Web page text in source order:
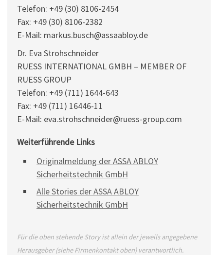
Telefon: +49 (30) 8106-2454
Fax: +49 (30) 8106-2382
E-Mail: markus.busch@assaabloy.de
Dr. Eva Strohschneider
RUESS INTERNATIONAL GMBH – MEMBER OF
RUESS GROUP
Telefon: +49 (711) 1644-643
Fax: +49 (711) 16446-11
E-Mail: eva.strohschneider@ruess-group.com
Weiterführende Links
Originalmeldung der ASSA ABLOY
Sicherheitstechnik GmbH
Alle Stories der ASSA ABLOY
Sicherheitstechnik GmbH
Für die oben stehende Story ist allein der jeweils angegebene
Herausgeber (siehe Firmenkontakt oben) verantwortlich.